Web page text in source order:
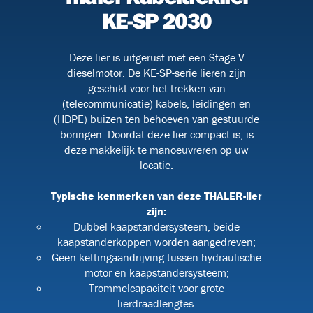
KE-SP 2030
Deze lier is uitgerust met een Stage V
dieselmotor. De KE-SP-serie lieren zijn
geschikt voor het trekken van
(telecommunicatie) kabels, leidingen en
(HDPE) buizen ten behoeven van gestuurde
boringen. Doordat deze lier compact is, is
deze makkelijk te manoeuvreren op uw
locatie.
Typische kenmerken van deze THALER-lier
zijn:
Dubbel kaapstandersysteem, beide
kaapstanderkoppen worden aangedreven;
Geen kettingaandrijving tussen hydraulische
motor en kaapstandersysteem;
Trommelcapaciteit voor grote
lierdraadlengtes.